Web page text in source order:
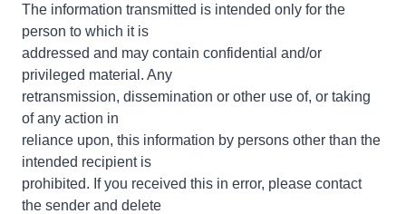
The information transmitted is intended only for the
person to which it is
addressed and may contain confidential and/or
privileged material. Any
retransmission, dissemination or other use of, or taking
of any action in
reliance upon, this information by persons other than the
intended recipient is
prohibited. If you received this in error, please contact
the sender and delete